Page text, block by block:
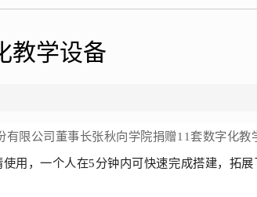
教学设备
有限公司董事长张秋向学院捐赠11套数字化教
用，一个人在5分钟内可快速完成搭建，拓展